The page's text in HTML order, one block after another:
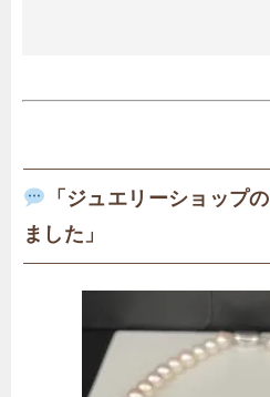
「ジュエリーショップ
ました」